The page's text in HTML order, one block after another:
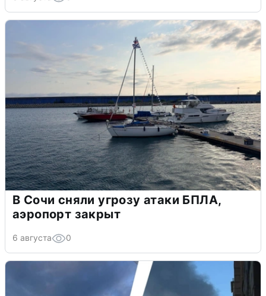
В Сочи сняли угрозу атаки БПЛА,
аэропорт закрыт
6 августа 0